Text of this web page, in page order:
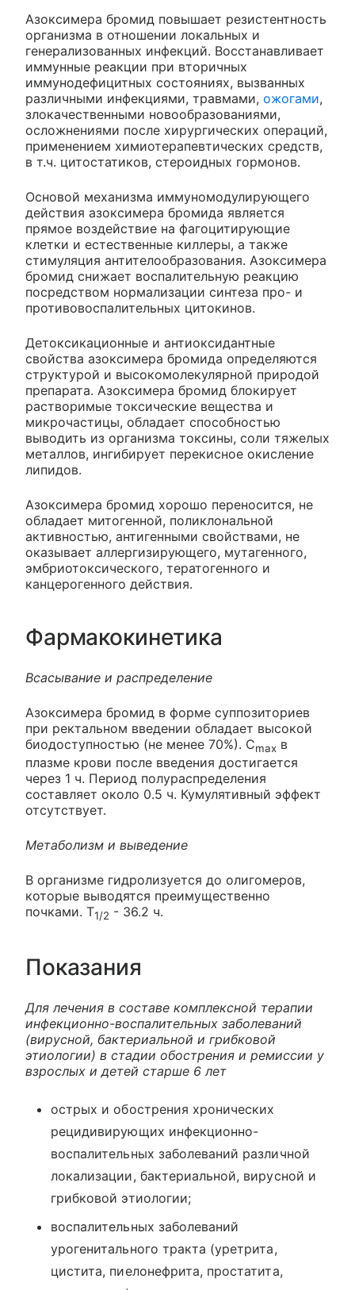
Азоксимера бромид повышает резистентность
организма в отношении локальных и
генерализованных инфекций. Восстанавливает
иммунные реакции при вторичных
иммунодефицитных состояниях, вызванных
различными инфекциями, травмами, ожогами,
злокачественными новообразованиями,
осложнениями после хирургических операций,
применением химиотерапевтических средств,
в т.ч. цитостатиков, стероидных гормонов.
Основой механизма иммуномодулирующего
действия азоксимера бромида является
прямое воздействие на фагоцитирующие
клетки и естественные киллеры, а также
стимуляция антителообразования. Азоксимера
бромид снижает воспалительную реакцию
посредством нормализации синтеза про- и
противовоспалительных цитокинов.
Детоксикационные и антиоксидантные
свойства азоксимера бромида определяются
структурой и высокомолекулярной природой
препарата. Азоксимера бромид блокирует
растворимые токсические вещества и
микрочастицы, обладает способностью
выводить из организма токсины, соли тяжелых
металлов, ингибирует перекисное окисление
липидов.
Азоксимера бромид хорошо переносится, не
обладает митогенной, поликлональной
активностью, антигенными свойствами, не
оказывает аллергизирующего, мутагенного,
эмбриотоксического, тератогенного и
канцерогенного действия.
Фармакокинетика
Всасывание и распределение
Азоксимера бромид в форме суппозиториев
при ректальном введении обладает высокой
биодоступностью (не менее 70%). Cmax в
плазме крови после введения достигается
через 1 ч. Период полураспределения
составляет около 0.5 ч. Кумулятивный эффект
отсутствует.
Метаболизм и выведение
В организме гидролизуется до олигомеров,
которые выводятся преимущественно
почками. T1/2 - 36.2 ч.
Показания
Для лечения в составе комплексной терапии
инфекционно-воспалительных заболеваний
(вирусной, бактериальной и грибковой
этиологии) в стадии обострения и ремиссии у
взрослых и детей старше 6 лет
острых и обострения хронических
рецидивирующих инфекционно-
воспалительных заболеваний различной
локализации, бактериальной, вирусной и
грибковой этиологии;
воспалительных заболеваний
урогенитального тракта (уретрита,
цистита, пиелонефрита, простатита,